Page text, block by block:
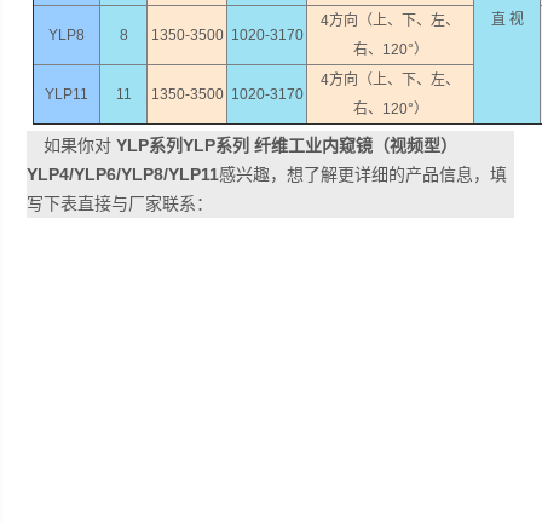
直 视
YLP8 8 1350-3500 1020-3170
4方向（上、下、左、
右、120°）
YLP11 11 1350-3500 1020-3170
4方向（上、下、左、
右、120°）
如果你对YLP系列YLP系列 纤维工业内窥镜（视频型）
YLP4/YLP6/YLP8/YLP11感兴趣，想了解更详细的产品信息，填
写下表直接与厂家联系：